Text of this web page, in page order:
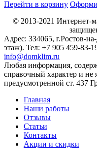
Перейти в корзину
© 2013-2021 Интернет-
Адрес: 334065, г.Ростов-
этаж). Тел: +7 905 459-83-
info@domklim.ru
Любая информация,
справочный характер и не
предусмотренной ст. 437
Главная
Наши работы
Отзывы
Статьи
Контакты
Акции и скидки